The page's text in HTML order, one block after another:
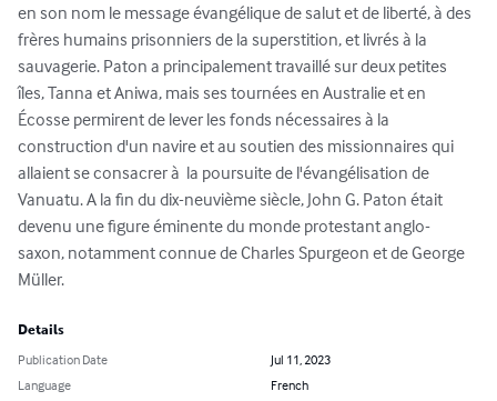
en son nom le message évangélique de salut et de liberté, à des
frères humains prisonniers de la superstition, et livrés à la
sauvagerie. Paton a principalement travaillé sur deux petites
îles, Tanna et Aniwa, mais ses tournées en Australie et en
Écosse permirent de lever les fonds nécessaires à la
construction d'un navire et au soutien des missionnaires qui
allaient se consacrer à  la poursuite de l'évangélisation de
Vanuatu. A la fin du dix-neuvième siècle, John G. Paton était
devenu une figure éminente du monde protestant anglo-
saxon, notamment connue de Charles Spurgeon et de George
Müller.
Details
Publication Date
Jul 11, 2023
Language
French